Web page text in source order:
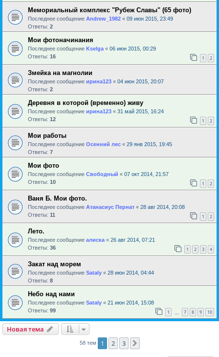
Мемориальный комплекс "Рубеж Славы" (65 фото)
Последнее сообщение Andrew_1982 « 09 июн 2015, 23:49
Ответы: 2
Мои фотоначинания
Последнее сообщение Kselga « 06 июн 2015, 00:29
Ответы: 16 1 2
Змейка на магнолии
Последнее сообщение ирина123 « 04 июн 2015, 20:07
Ответы: 2
Деревня в которой (временно) живу
Последнее сообщение ирина123 « 31 май 2015, 16:24
Ответы: 12 1 2
Мои работы
Последнее сообщение Осенний лес « 29 янв 2015, 19:45
Ответы: 7
Мои фото
Последнее сообщение Свободный « 07 окт 2014, 21:57
Ответы: 10 1 2
Ваня Б. Мои фото.
Последнее сообщение Атанасиус Пернат « 28 авг 2014, 20:08
Ответы: 11 1 2
Лето.
Последнее сообщение алиска « 26 авг 2014, 07:21
Ответы: 36 1 2 3 4
Закат над морем
Последнее сообщение Sataly « 28 июн 2014, 04:44
Ответы: 8
Небо над нами
Последнее сообщение Sataly « 21 июн 2014, 15:08
Ответы: 99 1 7 8 9 10
Новая тема
58 тем 1 2 3